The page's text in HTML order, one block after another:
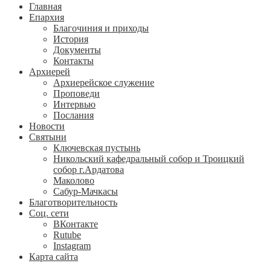
Главная
Епархия
Благочиния и приходы
История
Документы
Контакты
Архиерей
Архиерейское служение
Проповеди
Интервью
Послания
Новости
Святыни
Ключевская пустынь
Никольский кафедральный собор и Троицкий
собор г.Ардатова
Маколово
Сабур-Мачкасы
Благотворительность
Соц. сети
ВКонтакте
Rutube
Instagram
Карта сайта